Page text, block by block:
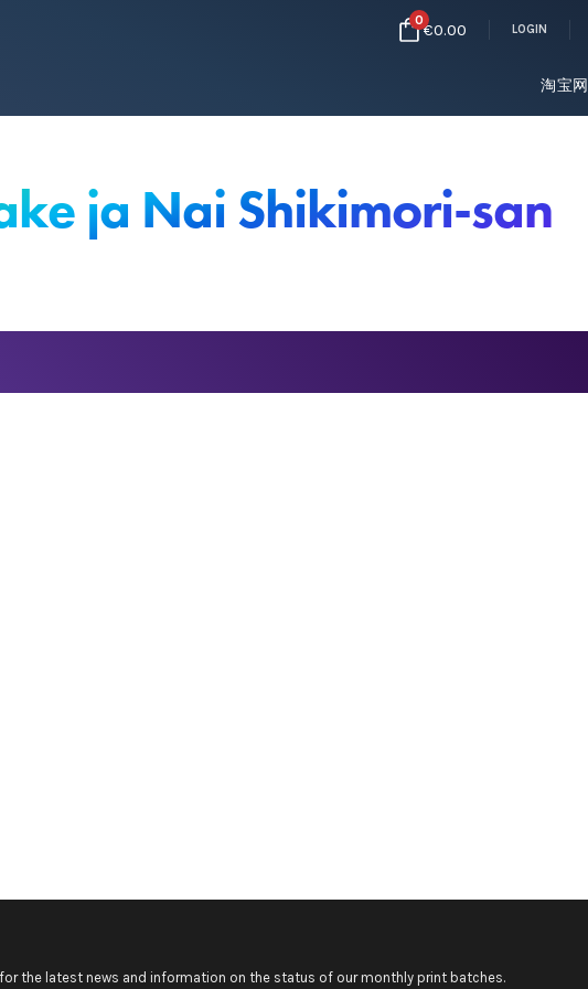
0€0.00 LOGIN
淘宝网
ja Nai Shikimori-san
the latest news and information on the status of our monthly print batches.